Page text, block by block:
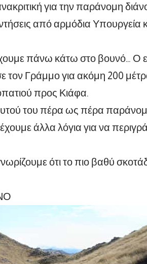
για την παράνομη
από αρμόδια Υπουργεία
πάνω κάτω στο βουνό… Ο
τον Γράμμο για ακόμη 200
προς Κιάφα.
του πέρα ως πέρα
άλλα λόγια για να
ότι το πιο βαθύ